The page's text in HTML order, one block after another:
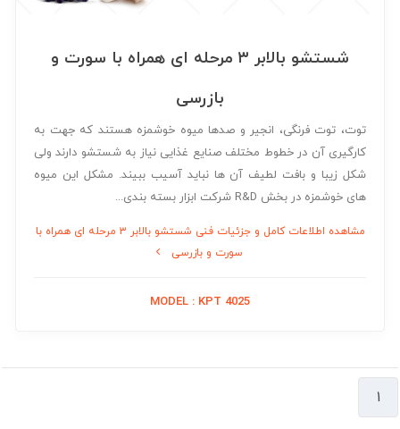
مخازن ذخیره سازی و انتقال
نوارهای انتقال ، بالابر و سینی های ترافیک
پمپ ها
پیش پز، پخت و تغلیظ
اتوکلاو ، کوکر و ملزومات
دربندها ، قطعات و ملزومات
تامین کنندگان
شستشو بالابر ۳ مرحله ای همراه با سورت و
بازرسی
توت، توت فرنگی، انجیر و صدها میوه خوشمزه هستند که جهت به
کارگیری آن در خطوط مختلف صنایع غذایی نیاز به شستشو دارند ولی
شکل زیبا و بافت لطیف آن ها نباید آسیب ببیند. مشکل این میوه
های خوشمزه در بخش R&D شرکت ابزار بسته بندی...
مشاهده اطلاعات کامل و جزئیات فنی شستشو بالابر ۳ مرحله ای همراه با
سورت و بازرسی
MODEL : KPT 4025
۱